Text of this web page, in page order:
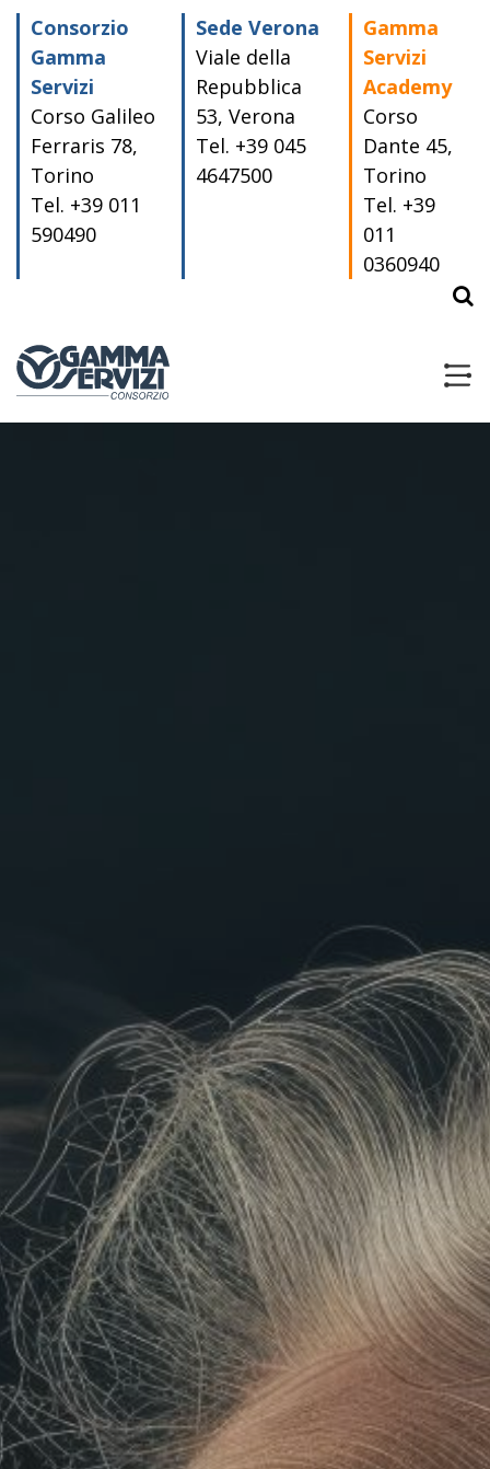
contentConsorzio
Gamma
Servizi
Corso Galileo
Ferraris 78,
Torino
Tel. +39 011
590490
Sede Verona
Viale della
Repubblica
53, Verona
Tel. +39 045
4647500
Gamma
Servizi
Academy
Corso
Dante 45,
Torino
Tel. +39
011
0360940